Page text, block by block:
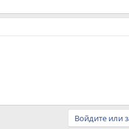
Войдите или